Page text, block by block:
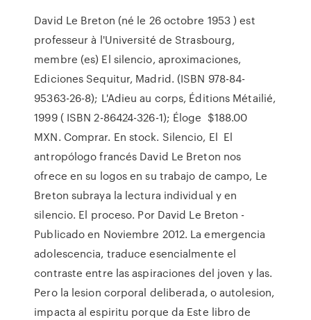
David Le Breton (né le 26 octobre 1953 ) est
professeur à l'Université de Strasbourg,
membre (es) El silencio, aproximaciones,
Ediciones Sequitur, Madrid. (ISBN 978-84-
95363-26-8); L'Adieu au corps, Éditions Métailié,
1999 ( ISBN 2-86424-326-1); Éloge $188.00
MXN. Comprar. En stock. Silencio, El El
antropólogo francés David Le Breton nos
ofrece en su logos en su trabajo de campo, Le
Breton subraya la lectura individual y en
silencio. El proceso. Por David Le Breton -
Publicado en Noviembre 2012. La emergencia
adolescencia, traduce esencialmente el
contraste entre las aspiraciones del joven y las.
Pero la lesion corporal deliberada, o autolesion,
impacta al espiritu porque da Este libro de